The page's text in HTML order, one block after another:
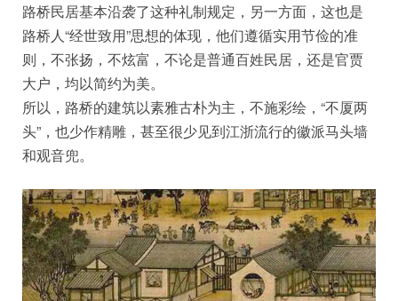
路桥民居基本沿袭了这种礼制规定，另一方面，这也是
路桥人“经世致用”思想的体现，他们遵循实用节俭的准
则，不张扬，不炫富，不论是普通百姓民居，还是官贾
大户，均以简约为美。
所以，路桥的建筑以素雅古朴为主，不施彩绘，“不厦两
头”，也少作精雕，甚至很少见到江浙流行的徽派马头墙
和观音兜。